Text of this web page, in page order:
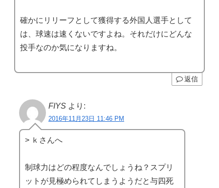
確かにリリーフとして獲得する外国人選手として
は、球速は速くないですよね。それだけにどんな
投手なのか気になりますね。
返信
FIYS より:
2016年11月23日 11:46 PM
> ｋさんへ
制球力はどの程度なんでしょうね？スプリ
ットが見極められてしまうようだと与四死